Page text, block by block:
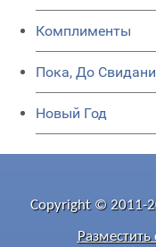
Комплименты
Пока, До
Новый Год
Copyright © 2011-